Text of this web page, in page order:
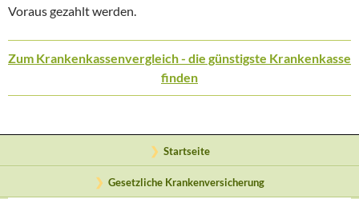
Voraus gezahlt werden.
Zum Krankenkassenvergleich - die günstigste Krankenkasse
finden
Startseite
Gesetzliche Krankenversicherung